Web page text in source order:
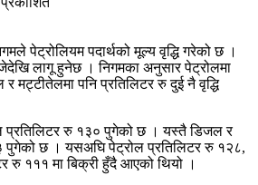
पेट्रोलियम पदार्थको मूल्य वृद्धि गरेको छ ।
लागू हुनेछ । निगमका अनुसार पेट्रोलमा
मट्टीतेलमा पनि प्रतिलिटर रु दुई नै वृद्धि
प्रतिलिटर रु १३० पुगेको छ । यस्तै डिजल र
पुगेको छ । यसअघि पेट्रोल प्रतिलिटर रु १२८,
रु १११ मा बिक्री हुँदै आएको थियो ।